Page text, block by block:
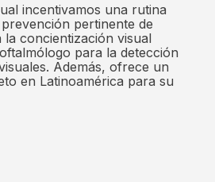
incentivamos una rutina
pertinente de
la concientización visual
para la detección
Además, ofrece un
en Latinoamérica para su